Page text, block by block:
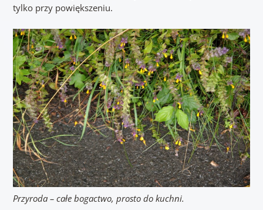
tylko przy powiększeniu.
Przyroda – całe bogactwo, prosto do kuchni.